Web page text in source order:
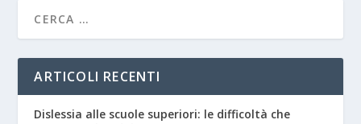
ARTICOLI RECENTI
Dislessia alle scuole superiori: le difficoltà che